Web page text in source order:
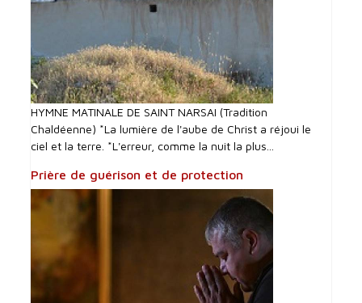
HYMNE MATINALE DE SAINT NARSAI (Tradition
Chaldéenne) *La lumière de l'aube de Christ a réjoui le
ciel et la terre. *L'erreur, comme la nuit la plus...
Prière de guérison et de protection